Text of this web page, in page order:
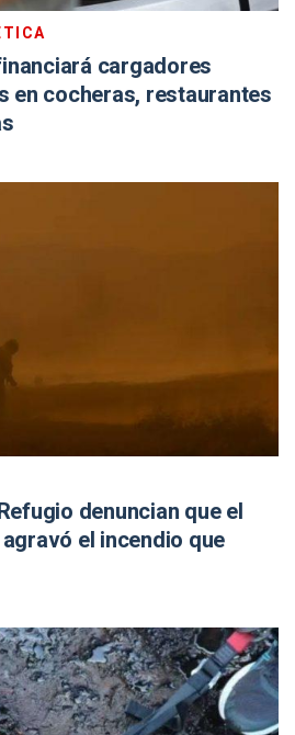
cargadores
en cocheras, restaurantes
denuncian que el
el incendio que